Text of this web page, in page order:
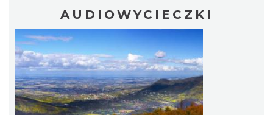
AUDIOWYCIECZKI